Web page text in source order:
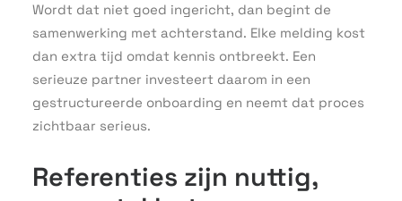
Wordt dat niet goed ingericht, dan begint de
samenwerking met achterstand. Elke melding kost
dan extra tijd omdat kennis ontbreekt. Een
serieuze partner investeert daarom in een
gestructureerde onboarding en neemt dat proces
zichtbaar serieus.
Referenties zijn nuttig,